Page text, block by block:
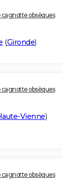
cagnotte obsèques
(Gironde)
cagnotte obsèques
Vienne)
cagnotte obsèques